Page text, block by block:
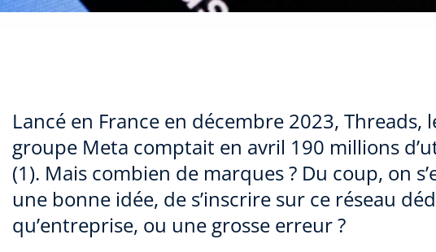
Lancé en France en décembre 2023, Threads,
groupe Meta comptait en avril 190 millions
(1). Mais combien de marques ? Du coup, on
une bonne idée, de s’inscrire sur ce réseau
qu’entreprise, ou une grosse erreur ?